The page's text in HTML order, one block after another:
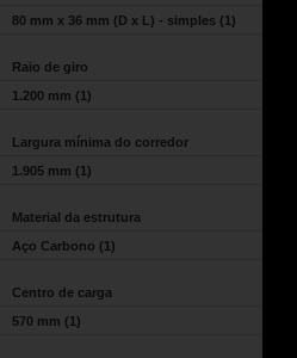
80 mm x 36 mm (D x L) - simples (1)
Raio de giro
1.200 mm (1)
Largura mínima do corredor
1.905 mm (1)
Material da estrutura
Aço Carbono (1)
Centro de carga
570 mm (1)